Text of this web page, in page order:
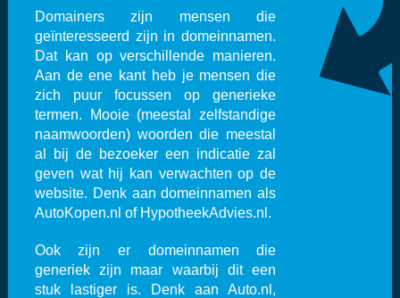
Domainers zijn mensen die
geïnteresseerd zijn in domeinnamen.
Dat kan op verschillende manieren.
Aan de ene kant heb je mensen die
zich puur focussen op generieke
termen. Mooie (meestal zelfstandige
naamwoorden) woorden die meestal
al bij de bezoeker een indicatie zal
geven wat hij kan verwachten op de
website. Denk aan domeinnamen als
AutoKopen.nl of HypotheekAdvies.nl.
Ook zijn er domeinnamen die
generiek zijn maar waarbij dit een
stuk lastiger is. Denk aan Auto.nl,